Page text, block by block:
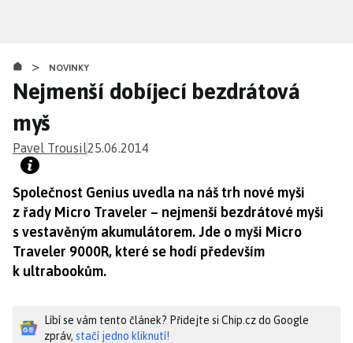
obsahu
> NOVINKY
Nejmenší dobíjecí bezdrátová
myš
Pavel Trousil25.06.2014
Společnost Genius uvedla na náš trh nové myši
z řady Micro Traveler – nejmenší bezdrátové myši
s vestavěným akumulátorem. Jde o myši Micro
Traveler 9000R, které se hodí především
k ultrabookům.
Líbí se vám tento článek? Přidejte si Chip.cz do Google
zpráv, stačí jedno kliknutí!